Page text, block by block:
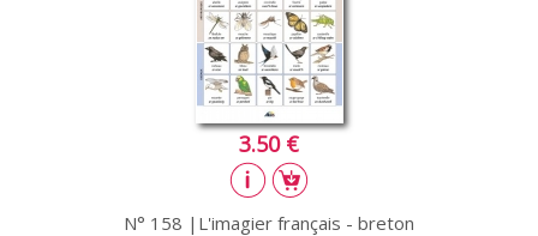
3.50 €
N° 158 |L'imagier français - breton